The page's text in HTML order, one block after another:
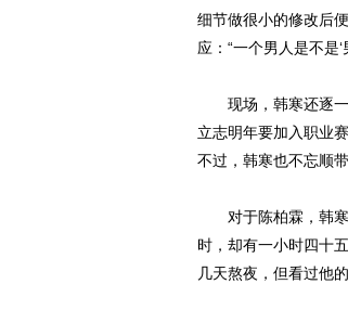
细节做很小的修改后
应：“一个男人是不是
现场，韩寒还逐一
立志明年要加入职业
不过，韩寒也不忘顺
对于陈柏霖，韩寒
时，却有一小时四十
几天熬夜，但看过他